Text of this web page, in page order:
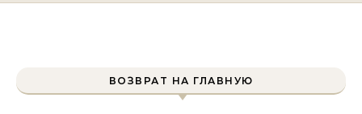
ВОЗВРАТ НА ГЛАВНУЮ